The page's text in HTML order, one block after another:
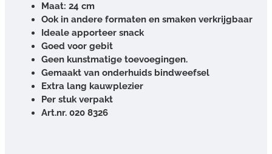
Maat: 24 cm
Ook in andere formaten en smaken verkrijgbaar
Ideale apporteer snack
Goed voor gebit
Geen kunstmatige toevoegingen.
Gemaakt van onderhuids bindweefsel
Extra lang kauwplezier
Per stuk verpakt
Art.nr. 020 8326